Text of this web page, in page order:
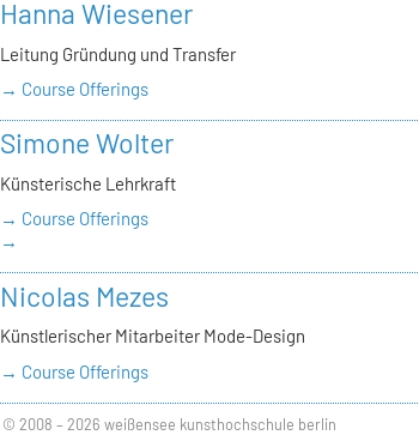
Hanna Wiesener
Leitung Gründung und Transfer
→ Course Offerings
Simone Wolter
Künsterische Lehrkraft
→ Course Offerings
→
Nicolas Mezes
Künstlerischer Mitarbeiter Mode-Design
→ Course Offerings
© 2008 – 2026 weißensee kunsthochschule berlin